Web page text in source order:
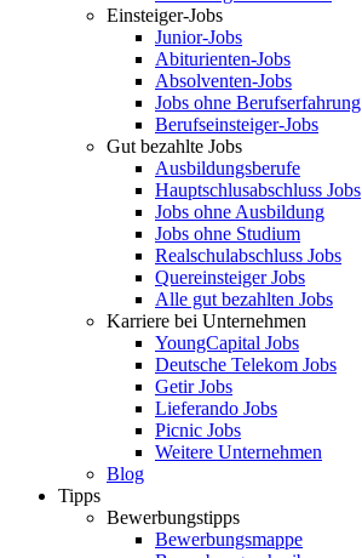
Einsteiger-Jobs
Junior-Jobs
Abiturienten-Jobs
Absolventen-Jobs
Jobs ohne Berufserfahrung
Berufseinsteiger-Jobs
Gut bezahlte Jobs
Ausbildungsberufe
Hauptschlusabschluss Jobs
Jobs ohne Ausbildung
Jobs ohne Studium
Realschulabschluss Jobs
Quereinsteiger Jobs
Alle gut bezahlten Jobs
Karriere bei Unternehmen
YoungCapital Jobs
Deutsche Telekom Jobs
Getir Jobs
Lieferando Jobs
Picnic Jobs
Weitere Unternehmen
Blog
Tipps
Bewerbungstipps
Bewerbungsmappe